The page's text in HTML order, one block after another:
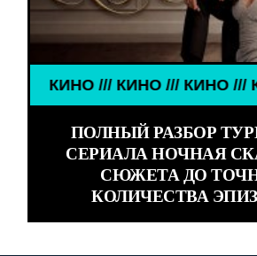
/// КИНО /// КИНО /// КИНО ///
ПОЛНЫЙ РАЗБОР
СЕРИАЛА НОЧНАЯ
СЮЖЕТА ДО
КОЛИЧЕСТВА